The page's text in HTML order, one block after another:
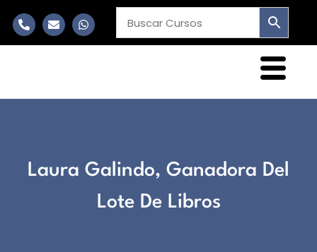
Laura Galindo, Ganadora Del
Lote De Libros